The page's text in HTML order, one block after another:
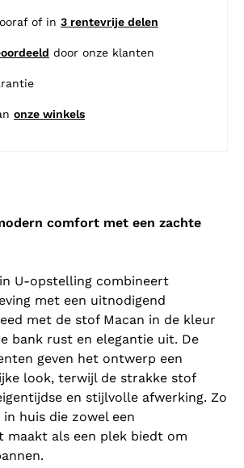
of in 3 rentevrije delen
door onze klanten
onze winkels
comfort met een zachte
U-opstelling combineert
met een uitnodigend
met de stof Macan in de kleur
bank rust en elegantie uit. De
geven het ontwerp een
look, terwijl de strakke stof
en stijlvolle afwerking. Zo
in huis die zowel een
maakt als een plek biedt om